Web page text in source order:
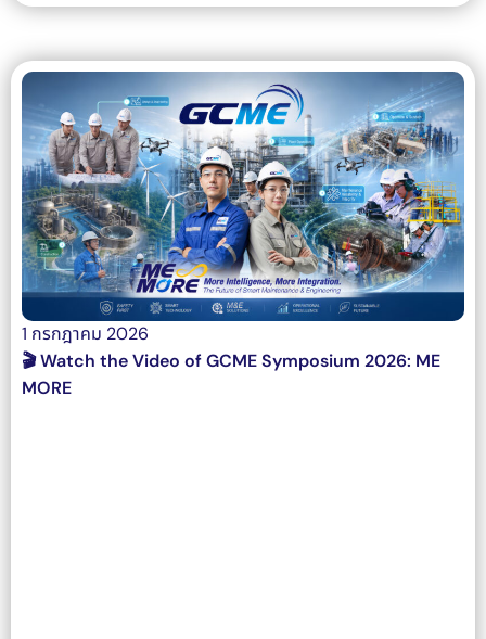
1 กรกฎาคม 2026
🎬 Watch the Video of GCME Symposium 2026: ME
MORE